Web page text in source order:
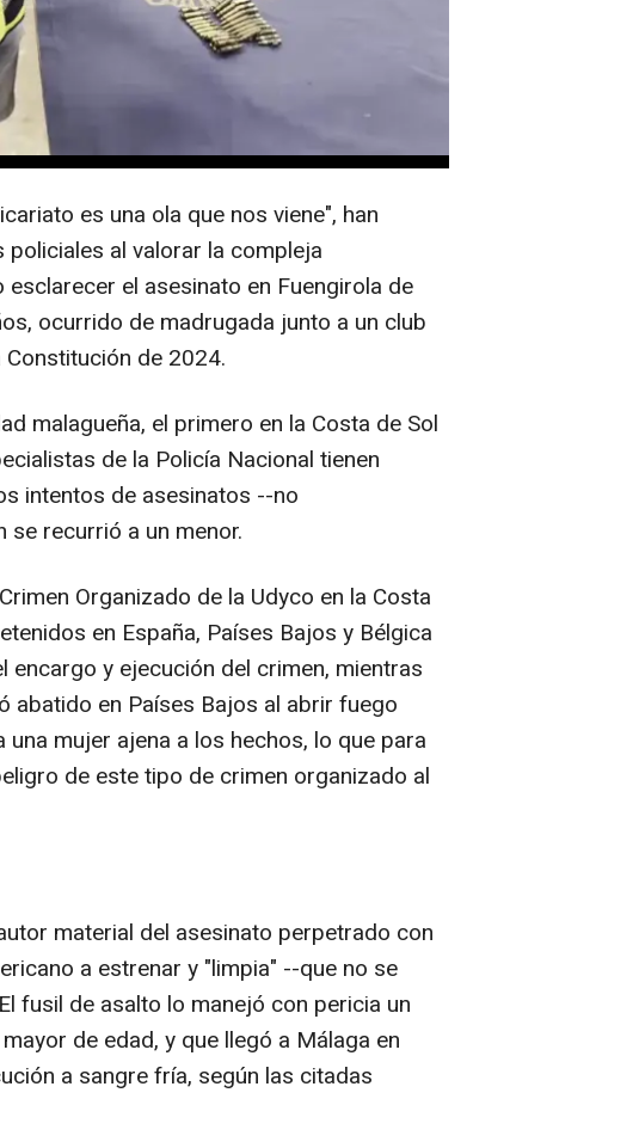
reclutados por la Mocro Maffia en el
encargos del crimen organizado al más
países como Holanda, Suecia y
es una ola que nos viene", han
al valorar la compleja
el asesinato en Fuengirola de
ocurrido de madrugada junto a un club
de 2024.
malagueña, el primero en la Costa de Sol
de la Policía Nacional tienen
intentos de asesinatos --no
recurrió a un menor.
Organizado de la Udyco en la Costa
en España, Países Bajos y Bélgica
encargo y ejecución del crimen, mientras
abatido en Países Bajos al abrir fuego
mujer ajena a los hechos, lo que para
de este tipo de crimen organizado al
material del asesinato perpetrado con
a estrenar y "limpia" --que no se
fusil de asalto lo manejó con pericia un
de edad, y que llegó a Málaga en
a sangre fría, según las citadas